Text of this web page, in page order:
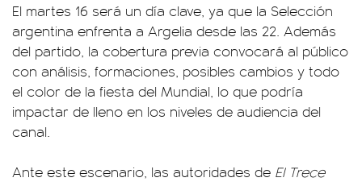
El martes 16 será un día clave, ya que la Selección
argentina enfrenta a Argelia desde las 22. Además
del partido, la cobertura previa convocará al público
con análisis, formaciones, posibles cambios y todo
el color de la fiesta del Mundial, lo que podría
impactar de lleno en los niveles de audiencia del
canal.
Ante este escenario, las autoridades de El Trece